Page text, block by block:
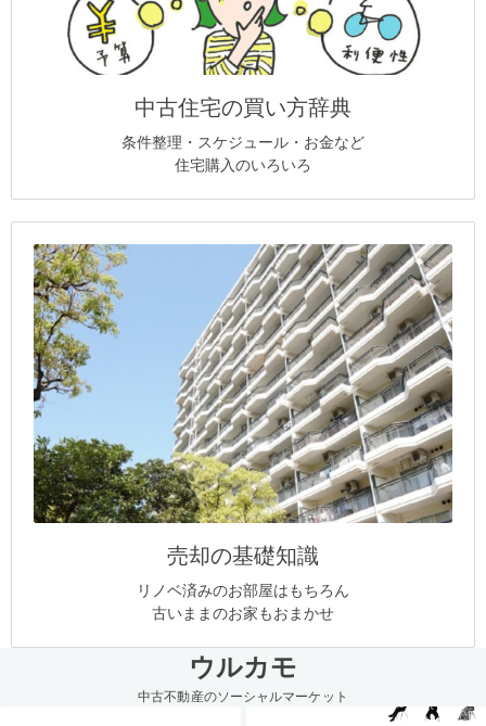
中古住宅の買い方辞典
条件整理・スケジュール・お金など
住宅購入のいろいろ
売却の基礎知識
リノベ済みのお部屋はもちろん
古いままのお家もおまかせ
ウルカモ
中古不動産のソーシャルマーケット